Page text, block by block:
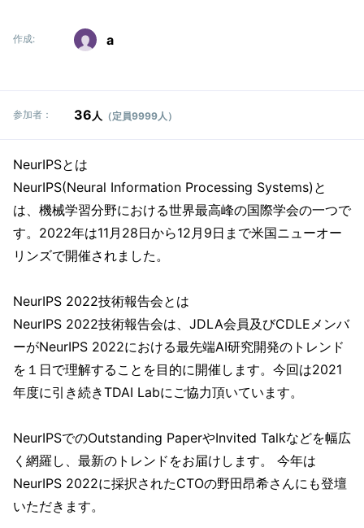
作成: a
参加者： 36人 （定員9999人）
NeurIPSとは
NeurIPS(Neural Information Processing Systems)と
は、機械学習分野における世界最高峰の国際学会の一つで
す。2022年は11月28日から12月9日まで米国ニューオー
リンズで開催されました。
NeurIPS 2022技術報告会とは
NeurIPS 2022技術報告会は、JDLA会員及びCDLEメンバ
ーがNeurIPS 2022における最先端AI研究開発のトレンド
を１⽇で理解することを目的に開催します。今回は2021
年度に引き続きTDAI Labにご協力頂いています。
NeurIPSでのOutstanding PaperやInvited Talkなどを幅広
く網羅し、最新のトレンドをお届けします。 今年は
NeurIPS 2022に採択されたCTOの野田昂希さんにも登壇
いただきます。